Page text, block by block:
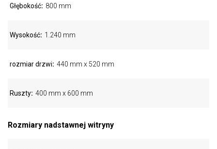
Głębokość 800 mm
Wysokość 1.240 mm
rozmiar drzwi 440 mm x 520 mm
Ruszty 400 mm x 600 mm
Rozmiary nadstawnej witryny